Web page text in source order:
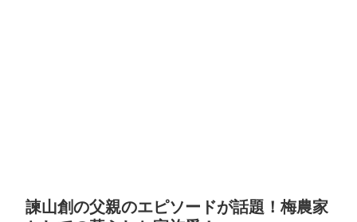
諫山創の父親のエピソードが話題！梅農家